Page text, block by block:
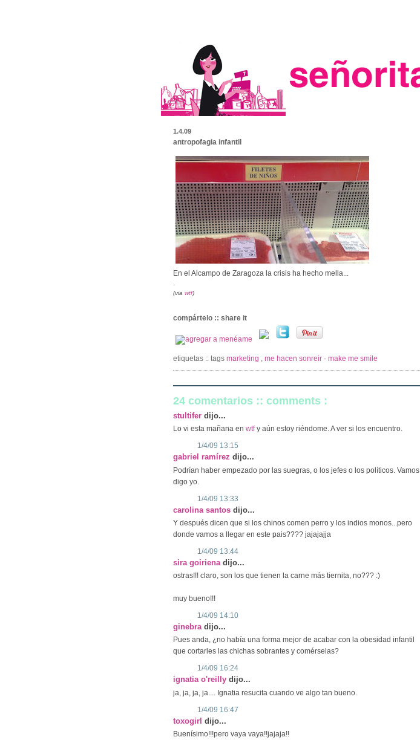
1.4.09
antropofagia infantil
En el Alcampo de Zaragoza la crisis ha hecho mella...
.
(via wtf)
compártelo :: share it
etiquetas :: tags marketing , me hacen sonreir · make me smile
24 comentarios :: comments :
stultifer dijo...
Lo vi esta mañana en wtfy aún estoy riéndome. A ver si los encuentro.
1/4/09 13:15
gabriel ramírez dijo...
Podrían haber empezado por las suegras, o los jefes o los políticos. Vamos,
digo yo.
1/4/09 13:33
carolina santos dijo...
Y después dicen que si los chinos comen perro y los indios monos...pero
donde vamos a llegar en este pais???? jajajajja
1/4/09 13:44
sira goiriena dijo...
ostras!!! claro, son los que tienen la carne más tiernita, no??? :)
muy bueno!!!
1/4/09 14:10
ginebra dijo...
Pues anda, ¿no había una forma mejor de acabar con la obesidad infantil
que cortarles las chichas sobrantes y comérselas?
1/4/09 16:24
ignatia o'reilly dijo...
ja, ja, ja, ja.... Ignatia resucita cuando ve algo tan bueno.
1/4/09 16:47
toxogirl dijo...
Buenísimo!!!pero vaya vaya!!jajaja!!